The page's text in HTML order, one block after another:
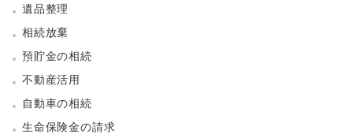
遺品整理
相続放棄
預貯金の相続
不動産活用
自動車の相続
生命保険金の請求